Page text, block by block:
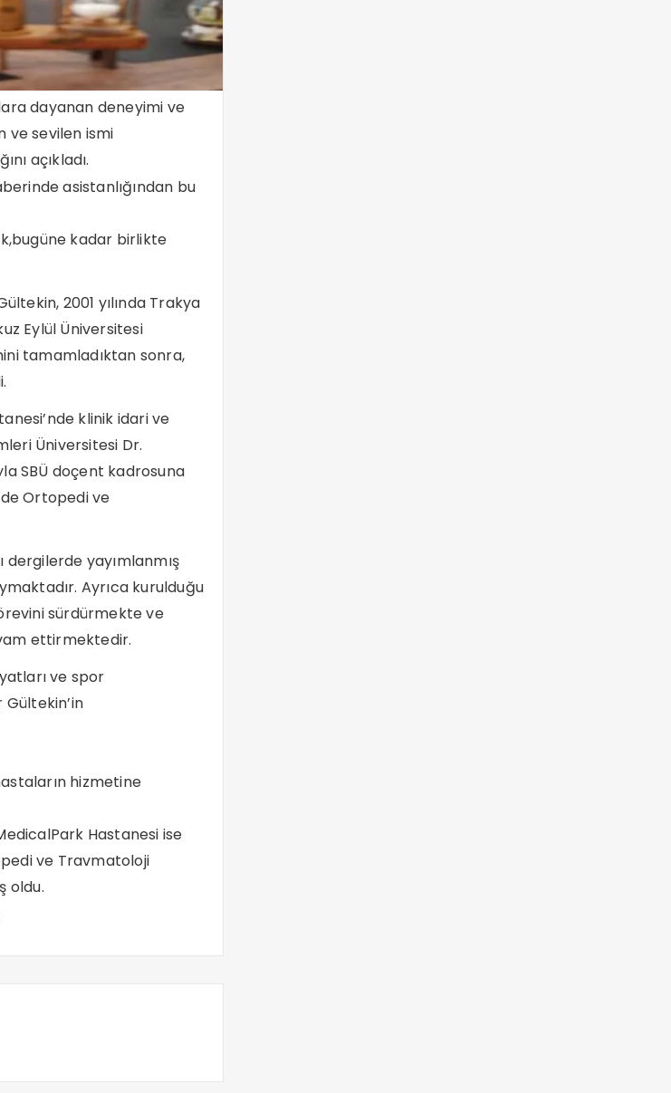
dayanan deneyimi ve
ve sevilen ismi
açıkladı.
asistanlığından bu
kadar birlikte
2001 yılında Trakya
Eylül Üniversitesi
tamamladıktan sonra,
klinik idari ve
Üniversitesi Dr.
SBÜ doçent kadrosuna
Ortopedi ve
dergilerde yayımlanmış
Ayrıca kurulduğu
sürdürmekte ve
ettirmektedir.
ve spor
Gültekin’in
hizmetine
Hastanesi ise
ve Travmatoloji
oldu.